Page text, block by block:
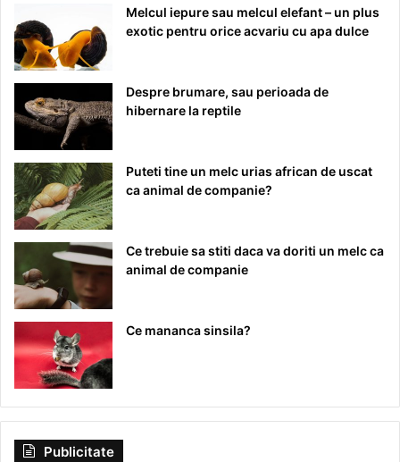
Melcul iepure sau melcul elefant – un plus
exotic pentru orice acvariu cu apa dulce
Despre brumare, sau perioada de
hibernare la reptile
Puteti tine un melc urias african de uscat
ca animal de companie?
Ce trebuie sa stiti daca va doriti un melc ca
animal de companie
Ce mananca sinsila?
Publicitate